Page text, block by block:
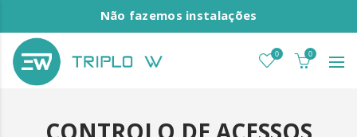
Não fazemos instalações
0 0